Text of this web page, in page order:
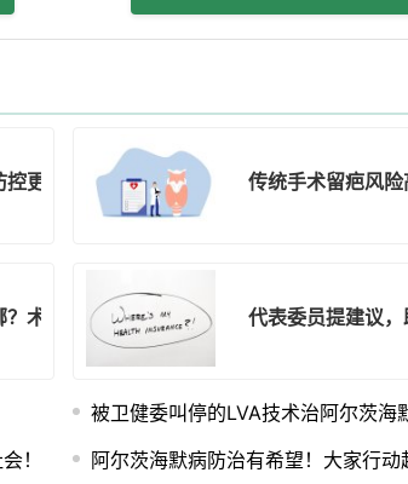
控更精准？ 传统手术留疤风
术后康复咋应对？ 代表委员提建议，
被卫健委叫停的LVA技术治阿尔茨海
！
阿尔茨海默病防治有希望！大家行